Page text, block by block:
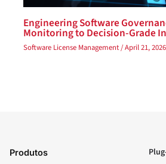
Engineering Software
Monitoring to Decision-Grade
Software License Management/April 21, 2026
Produtos